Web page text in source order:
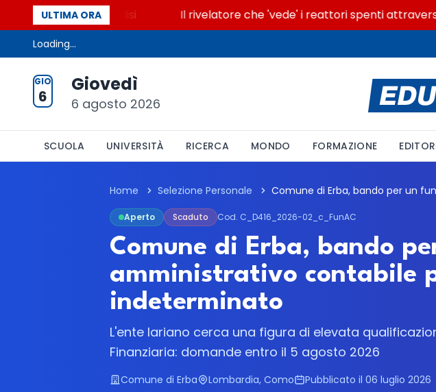
ULTIMA ORA
la glicolisi Il rivelatore che 'vede' i reattori spenti attraverso
Loading...
GIO
6
Giovedì
6 agosto 2026
SCUOLA UNIVERSITÀ RICERCA MONDO FORMAZIONE
Home Selezione Personale
Aperto Scaduto Cod. C_D416_2026-02_c_FunAC
Comune di Erba, bando
amministrativo contabile
indeterminato
L'ente lariano cerca una figura di elevata
Finanziaria: domande entro il 5 agosto 2026
Comune di Erba Lombardia, Como Pubblicato il 06 luglio 2026